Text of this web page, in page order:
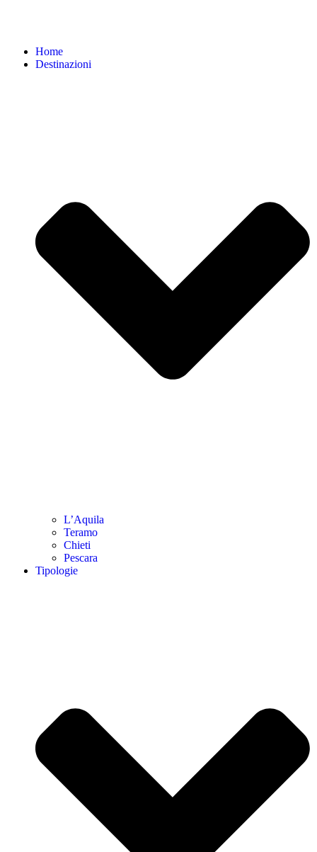
Home
Destinazioni
L’Aquila
Teramo
Chieti
Pescara
Tipologie